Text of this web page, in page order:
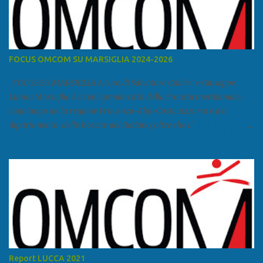
FOCUS OMCOM SU MARSIGLIA 2024-2026
FOCUS SU MARSIGLIA A cura di Salvatore Calleri e Giuseppe
Lumia Marsiglia è la più grande città della Francia meridionale,
capoluogo della regione Provenza-Alpi-Costa Azzurra e del
dipartimento delle Bocche del Rodano, oltre che il
come area metropolitana. Studiare quanto succede a Marsiglia è
molto importante per la geopolitica narcomafiosa perché
Marsiglia ha il porto in asse con la Corsica, Genova, Livorno e
Napoli e le banlieu gemellate con le periferie milanesi. Secondo il
rapporto della DCSA è uno dei principali scali del narcotraffico dal
sudamerica, in particolare Ecuador e Cile. Marsiglia è una città
multietnica, con un 40 per cento di islamici e nonostante questo e
Report LUCCA 2021